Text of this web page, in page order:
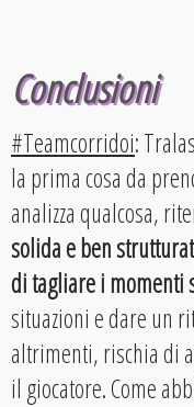
Conclusioni
#Teamcorridoi:
la prima cosa da
analizza qualcosa,
solida e ben
di tagliare i momenti
situazioni e dare un
altrimenti, rischia di
il giocatore. Come